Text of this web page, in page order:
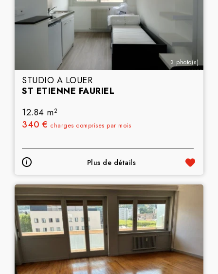
3 photo(s)
STUDIO A LOUER
ST ETIENNE FAURIEL
12.84 m2
340 € charges comprises par mois
Plus de détails